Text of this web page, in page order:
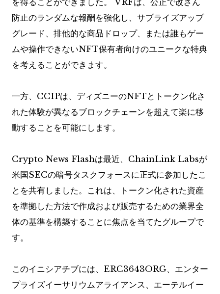
を得ることができました。 VRFは、公正で改ざん
防止のランダムな報酬を強化し、サプライズアップ
グレード、排他的な商品ドロップ、または誰もゲー
ムや操作できないNFT保有者向けのユニークな特典
を考えることができます。
一方、CCIPは、ディズニーのNFTとトークン化さ
れた体験が異なるブロックチェーンを超えて楽に移
動することを可能にします。
Crypto News Flashは最近、ChainLink Labsが
米国SECの暗号タスクフォースに正式に参加したこ
とを共有しました。これは、トークン化された資産
を準拠した方法で作成および販売するための業界全
体の基準を構築することに焦点を当てたグループで
す。
このイニシアチブには、ERC3643ORG、エンター
プライズイーサリウムアライアンス、エーテルイー